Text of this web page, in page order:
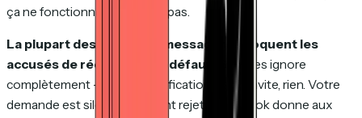
ça ne fonctionne quasiment pas.
La plupart des clients de messagerie bloquent les
accusés de réception par défaut.
Gmail les ignore
complètement — pas de notification, pas d'invite, rien. Votre
demande est silencieusement rejetée. Outlook donne aux